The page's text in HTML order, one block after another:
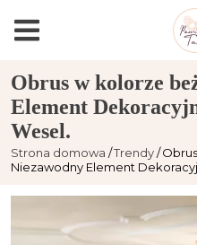
Obrus w kolorze
Element
Wesel.
Strona domowa Trendy
Niezawodny Element